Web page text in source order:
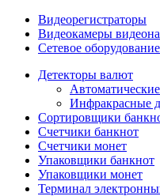
Видеорегистраторы
Видеокамеры
Сетевое оборудование
Детекторы валют
Инфракрасные
Сортировщики
Счетчики банкнот
Счетчики монет
Упаковщики банкнот
Упаковщики монет
Терминал